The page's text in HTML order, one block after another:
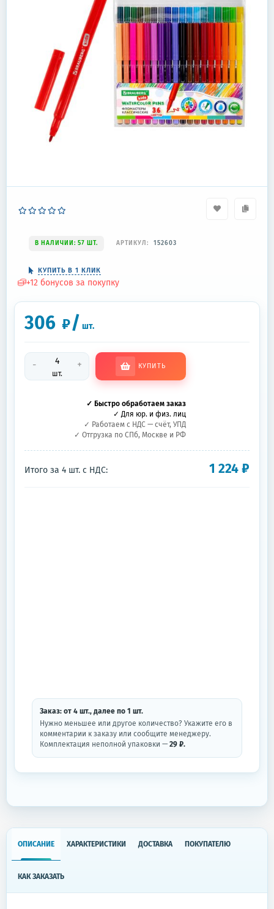
В НАЛИЧИИ: 57 ШТ. АРТИКУЛ: 152603
КУПИТЬ В 1 КЛИК
+12 бонусов за покупку
306 ₽/ шт.
-
шт.
+ КУПИТЬ
✓ Быстро обработаем заказ
✓ Для юр. и физ. лиц
✓ Работаем с НДС — счёт, УПД
✓ Отгрузка по СПб, Москве и РФ
Итого за 4 шт. с НДС: 1 224₽
Заказ: от 4 шт., далее по 1 шт.
Нужно меньшее или другое количество? Укажите его в
комментарии к заказу или сообщите менеджеру.
Комплектация неполной упаковки — 29 ₽.
ОПИСАНИЕ ХАРАКТЕРИСТИКИ ДОСТАВКА ПОКУПАТЕЛЮ
КАК ЗАКАЗАТЬ